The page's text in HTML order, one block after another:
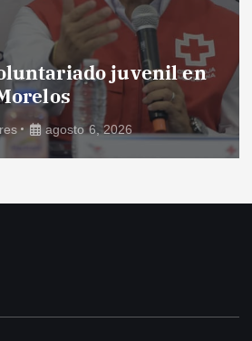
juvenil en
agosto 6, 2026